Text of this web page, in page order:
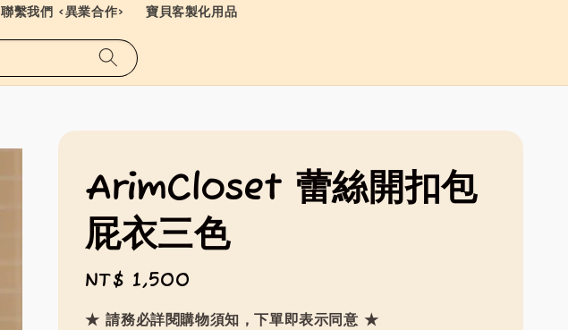
聯繫我們 <異業合作> 寶貝客製化用品
ArimCloset 蕾絲開扣包
屁衣三色
Regular
price
NT$ 1,500
★ 請務必詳閱購物須知，下單即表示同意 ★